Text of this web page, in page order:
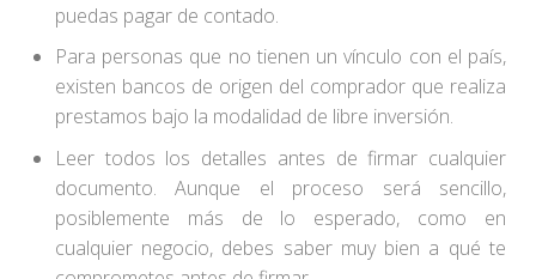
puedas pagar de contado.
Para personas que no tienen un vínculo con el país,
existen bancos de origen del comprador que realiza
prestamos bajo la modalidad de libre inversión.
Leer todos los detalles antes de firmar cualquier
documento. Aunque el proceso será sencillo,
posiblemente más de lo esperado, como en
cualquier negocio, debes saber muy bien a qué te